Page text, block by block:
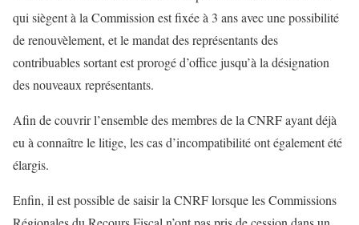
qui siègent à la Commission est fixée à 3 ans avec une possibilité
de renouvèlement, et le mandat des représentants des
contribuables sortant est prorogé d’office jusqu’à la désignation
des nouveaux représentants.
Afin de couvrir l’ensemble des membres de la CNRF ayant déjà
eu à connaître le litige, les cas d’incompatibilité ont également été
élargis.
Enfin, il est possible de saisir la CNRF lorsque les Commissions